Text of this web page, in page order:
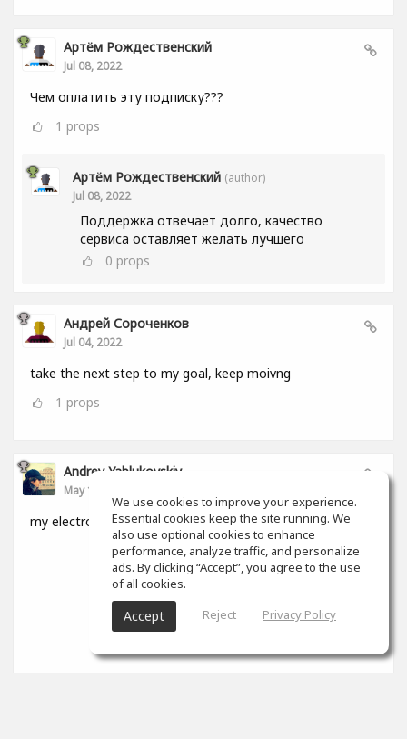
Артём Рождественский
Jul 08, 2022
Чем оплатить эту подписку???
1 props
Артём Рождественский (author)
Jul 08, 2022
Поддержка отвечает долго, качество
сервиса оставляет желать лучшего
0 props
Андрей Сороченков
Jul 04, 2022
take the next step to my goal, keep moivng
1 props
Andrey Yablukovskiy
May 15, 2022
my electronic album
We use cookies to improve your experience.
Essential cookies keep the site running. We
also use optional cookies to enhance
performance, analyze traffic, and personalize
ads. By clicking “Accept”, you agree to the use
of all cookies.
Accept Reject Privacy Policy